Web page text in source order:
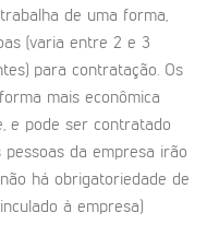
de uma forma,
(varia entre 2 e 3
para contratação. Os
mais econômica
e pode ser contratado
da empresa irão
há obrigatoriedade de
à empresa)